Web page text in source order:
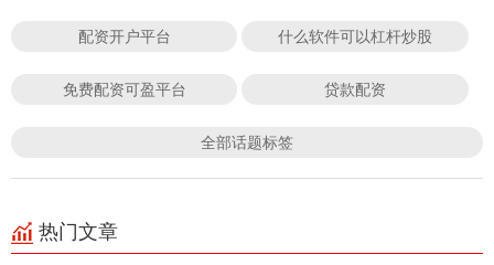
配资开户平台 什么软件可以杠杆炒股
免费配资可盈平台 贷款配资
全部话题标签
热门文章